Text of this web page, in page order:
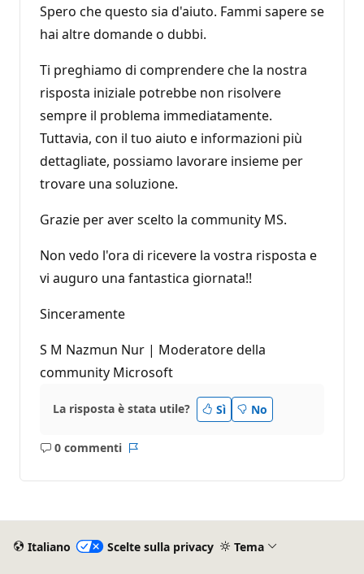
Spero che questo sia d'aiuto. Fammi sapere se
hai altre domande o dubbi.
Ti preghiamo di comprendere che la nostra
risposta iniziale potrebbe non risolvere
sempre il problema immediatamente.
Tuttavia, con il tuo aiuto e informazioni più
dettagliate, possiamo lavorare insieme per
trovare una soluzione.
Grazie per aver scelto la community MS.
Non vedo l'ora di ricevere la vostra risposta e
vi auguro una fantastica giornata!!
Sinceramente
S M Nazmun Nur | Moderatore della
community Microsoft
La risposta è stata utile? Sì No
0 commenti
Nessun
Italiano Scelte sulla privacy Tema